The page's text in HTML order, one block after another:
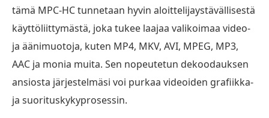
tämä MPC-HC tunnetaan hyvin aloittelijaystävällisestä
käyttöliittymästä, joka tukee laajaa valikoimaa video-
ja äänimuotoja, kuten MP4, MKV, AVI, MPEG, MP3,
AAC ja monia muita. Sen nopeutetun dekoodauksen
ansiosta järjestelmäsi voi purkaa videoiden grafiikka-
ja suorituskykyprosessin.